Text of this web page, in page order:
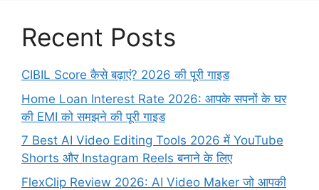
Recent Posts
CIBIL Score कैसे बढ़ाएं? 2026 की पूरी गाइड
Home Loan Interest Rate 2026: आपके सपनों के घर
की EMI को समझने की पूरी गाइड
7 Best AI Video Editing Tools 2026 में YouTube
Shorts और Instagram Reels बनाने के लिए
FlexClip Review 2026: AI Video Maker जो आपकी